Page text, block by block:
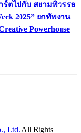
ร์ตไปกับ สยามพิวรรธ
2025” ยกทัพงาน
Powerhouse
Ltd. All Rights